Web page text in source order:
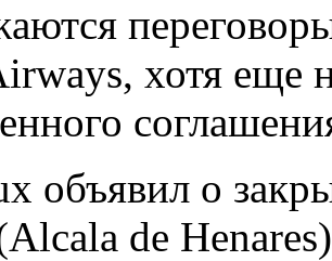
хотя еще
объявил о
de